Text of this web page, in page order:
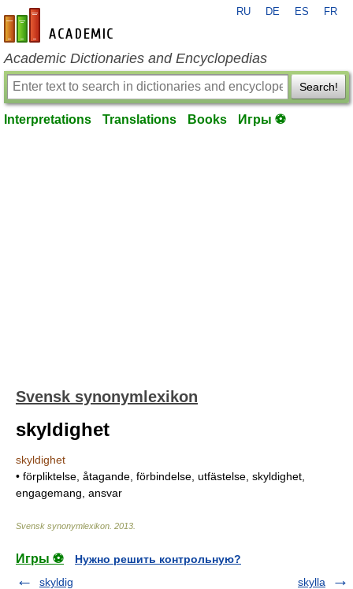
en-academic.com
RU DE ES FR
Academic Dictionaries and Encyclopedias
Search!
Interpretations Translations Books Игры ⚽
Svensk synonymlexikon
skyldighet
skyldighet
• förpliktelse, åtagande, förbindelse, utfästelse, skyldighet,
engagemang, ansvar
Svensk synonymlexikon 2013
Игры ⚽
Нужно решить контрольную?
skyldig
skylla